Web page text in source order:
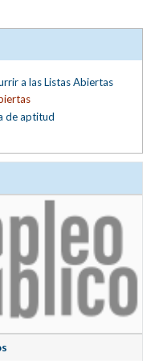
a las Listas Abiertas
de aptitud